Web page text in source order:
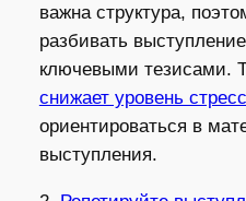
важна структура,
разбивать
ключевыми тезисами.
снижает уровень
ориентироваться в
выступления.